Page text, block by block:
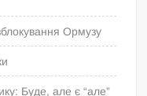
Ормузу
Буде, але є “але”